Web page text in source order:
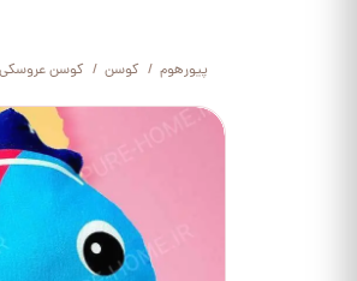
پیورهوم کوسن کوسن عروسکی